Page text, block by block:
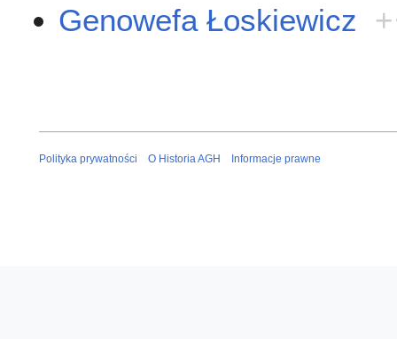
Genowefa Łoskiewicz +
Polityka prywatności O Historia AGH Informacje prawne